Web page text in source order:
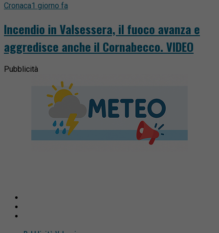
Cronaca1 giorno fa
Incendio in Valsessera, il fuoco avanza e
aggredisce anche il Cornabecco. VIDEO
Pubblicità